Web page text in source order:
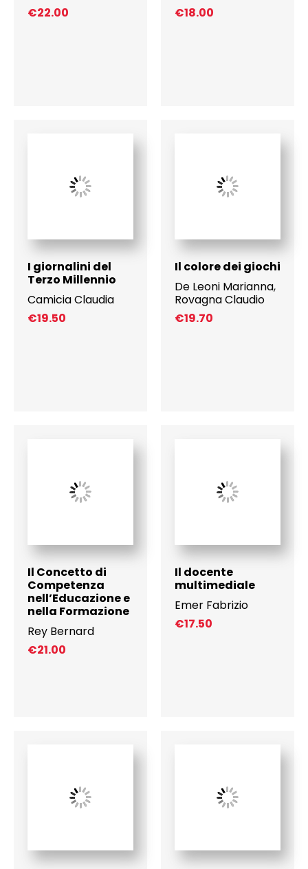
€22.00
€18.00
I giornalini del
Terzo Millennio
Camicia Claudia
€19.50
Il colore dei giochi
De Leoni Marianna,
Rovagna Claudio
€19.70
Il Concetto di
Competenza
nell’Educazione e
nella Formazione
Rey Bernard
€21.00
Il docente
multimediale
Emer Fabrizio
€17.50